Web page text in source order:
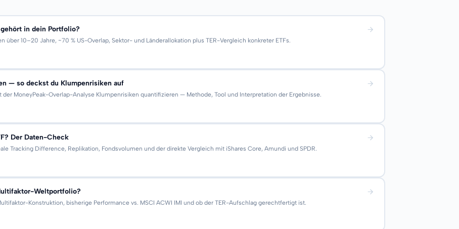
in dein Portfolio?
über 10–20 Jahre, ~70 % US-Overlap, Sektor- und Länderallokation plus TER-Vergleich konkreter ETFs.
— so deckst du Klumpenrisiken auf
MoneyPeak-Overlap-Analyse Klumpenrisiken quantifizieren — Methode, Tool und Interpretation der Ergebnisse.
Der Daten-Check
Tracking Difference, Replikation, Fondsvolumen und der direkte Vergleich mit iShares Core, Amundi und SPDR.
Weltportfolio?
Konstruktion, bisherige Performance vs. MSCI ACWI IMI und ob der TER-Aufschlag gerechtfertigt ist.